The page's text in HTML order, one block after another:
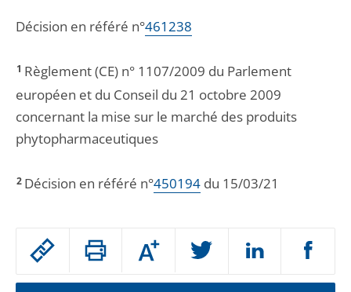
Passer
partage
Augmenter
ou
la
Décision en référé n°461238
1 Règlement (CE) n° 1107/2009 du Parlement
européen et du Conseil du 21 octobre 2009
concernant la mise sur le marché des produits
phytopharmaceutiques
2Décision en référé n°450194 du 15/03/21